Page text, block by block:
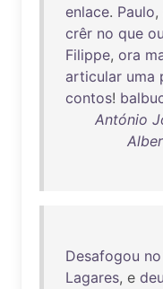
enlace. Paulo,
crêr no que
Filippe, ora
articular uma
contos!
António
Desafogou no
Lagares, e deu